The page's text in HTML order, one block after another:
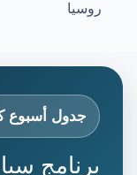
روسيا
جدول أسبوع